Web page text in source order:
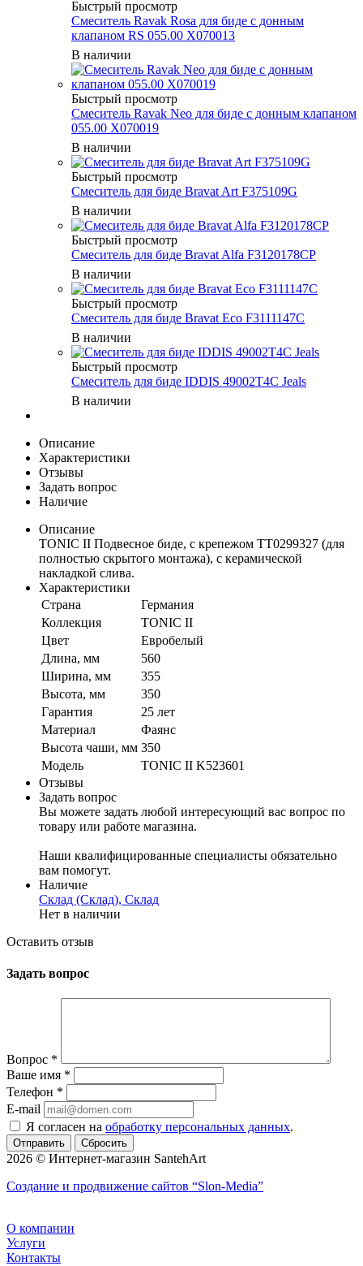
Быстрый просмотр
Смеситель Ravak Rosa для биде с донным
клапаном RS 055.00 X070013
В наличии
Быстрый просмотр
Смеситель Ravak Neo для биде с донным клапаном
055.00 X070019
В наличии
Быстрый просмотр
Смеситель для биде Bravat Art F375109G
В наличии
Быстрый просмотр
Смеситель для биде Bravat Alfa F3120178CP
В наличии
Быстрый просмотр
Смеситель для биде Bravat Eco F3111147C
В наличии
Быстрый просмотр
Смеситель для биде IDDIS 49002T4C Jeals
В наличии
Описание
Характеристики
Отзывы
Задать вопрос
Наличие
Описание
TONIC II Подвесное биде, с крепежом TT0299327 (для
полностью скрытого монтажа), с керамической
накладкой слива.
Характеристики
Страна
Германия
Коллекция
TONIC II
Цвет
Евробелый
Длина, мм
560
Ширина, мм
355
Высота, мм
350
Гарантия
25 лет
Материал
Фаянс
Высота чаши, мм 350
Модель
TONIC II K523601
Отзывы
Задать вопрос
Вы можете задать любой интересующий вас вопрос по
товару или работе магазина.
Наши квалифицированные специалисты обязательно
вам помогут.
Наличие
Склад (Склад), Склад
Нет в наличии
Оставить отзыв
Задать вопрос
Вопрос *
Ваше имя *
Телефон *
E-mail
Я согласен на обработку персональных данных.
Сбросить
2026 © Интернет-магазин SantehArt
Создание и продвижение сайтов “Slon-Media”
О компании
Услуги
Контакты